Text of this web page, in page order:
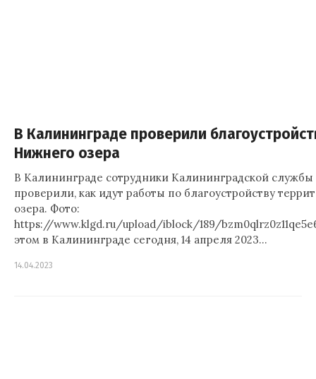
В Калининграде проверили
Нижнего озера
В Калининграде сотрудники Калининградской службы
проверили, как идут работы по благоустройству
озера. Фото:
https://www.klgd.ru/upload/iblock/189/
этом в Калининграде сегодня, 14 апреля 2023…
14.04.2023